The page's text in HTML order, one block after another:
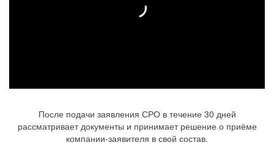
После подачи заявления СРО в течение 30 дней
рассматривает документы и принимает решение о приёме
компании-заявителя в свой состав.